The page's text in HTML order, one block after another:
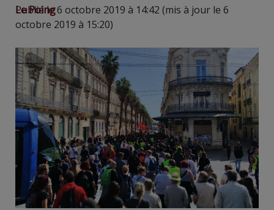
Le Poing
Publié le 6 octobre 2019 à 14:42 (mis à jour le 6
octobre 2019 à 15:20)